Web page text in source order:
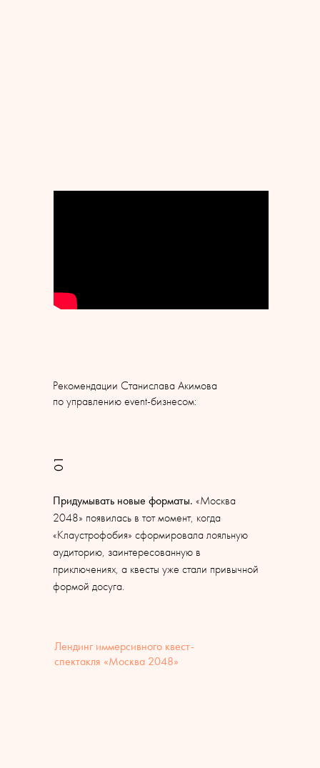
Придумывать новые форматы. «Москва
2048» появилась в тот момент, когда
«Клаустрофобия» сформировала лояльную
аудиторию, заинтересованную в
приключениях, а квесты уже стали привычной
формой досуга.
01
Рекомендации Станислава Акимова
по управлению event-бизнесом:
Лендинг иммерсивного квест-
спектакля «Москва 2048»